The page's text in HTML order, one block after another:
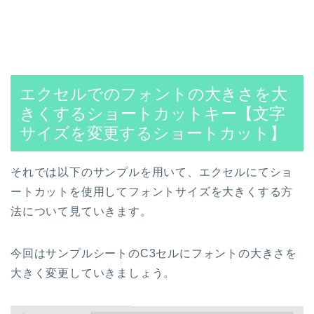
エクセルでのフォントの大きさを大
きくするショートカットキー【文字
サイズを変更するショートカット】
それでは以下のサンプルを用いて、エクセルにてショ
ートカットを使用してフォントサイズを大きくする方
法について見ていきます。
今回はサンプルシートのC3セルにフォントの大きさを
大きく変更していきましょう。